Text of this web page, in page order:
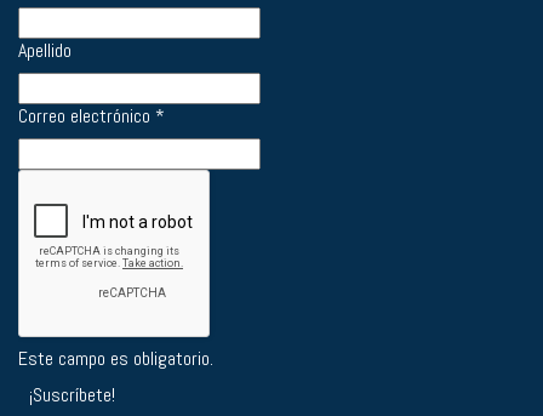
Apellido
Correo electrónico *
Este campo es obligatorio.